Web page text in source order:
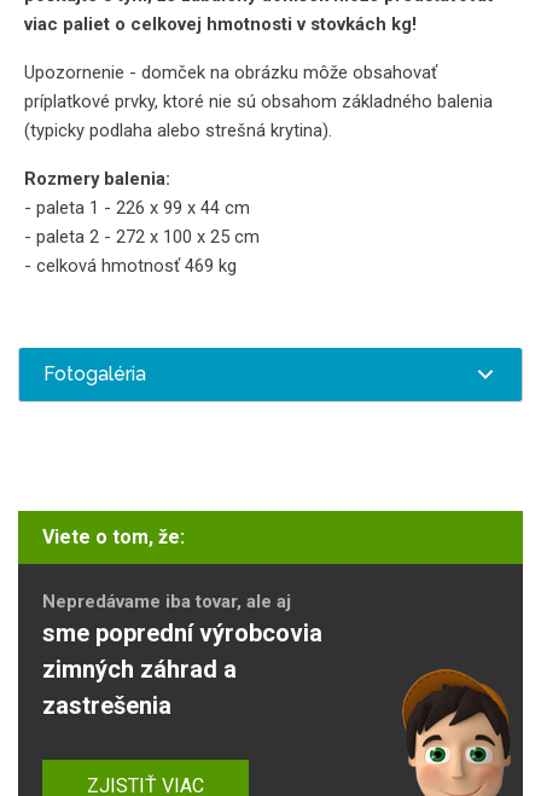
viac paliet o celkovej hmotnosti v stovkách kg!
Upozornenie - domček na obrázku môže obsahovať
príplatkové prvky, ktoré nie sú obsahom základného balenia
(typicky podlaha alebo strešná krytina).
Rozmery balenia:
- paleta 1 - 226 x 99 x 44 cm
- paleta 2 - 272 x 100 x 25 cm
- celková hmotnosť 469 kg
Fotogaléria
Viete o tom, že:
Nepredávame iba tovar, ale aj
sme poprední výrobcovia
zimných záhrad a
zastrešenia
ZJISTIŤ VIAC